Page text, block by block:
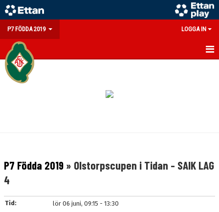
P7 FÖDDA 2019 LOGGA IN
HEM
DOKUMENT
P7 Födda 2019 » Olstorpscupen i Tidan - SAIK LAG
4
Tid:
lör 06 juni, 09:15 - 13:30